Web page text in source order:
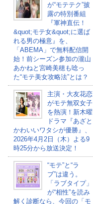
が“モテテク”披
露の特別番組
『軍神直伝！
&quot;モテ女&quot;に選ば
れる男の極意』を、
「ABEMA」で無料配信開
始！前シーズン参加の瀧山
あかねと宮崎美穂も唸っ
た“モテ美女攻略法”とは？
主演・大友花恋
がモテ無双女子
を熱演！新木曜
ドラマ『あざと
かわいいワタシが優勝』、
2026年4月2日（木）よる9
時25分から放送決定！
“モテ”と“ラ
ブ”は違う。
「ラブタイプ」
が“相性”を読み
解く診断なら、今回の「モ